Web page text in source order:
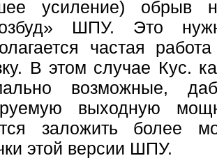
усиление) обрыв
ШПУ. Это
частая
В этом случае Кус.
возможные,
выходную
заложить более
этой версии ШПУ.